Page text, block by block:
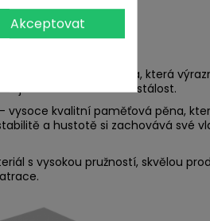
kvalitní paměťová pěna, která
a dlouhodobou stálost.
- vysoce kvalitní paměťová pěna,
a hustotě si zachovává své
s vysokou pružností, skvělou
Akceptovat